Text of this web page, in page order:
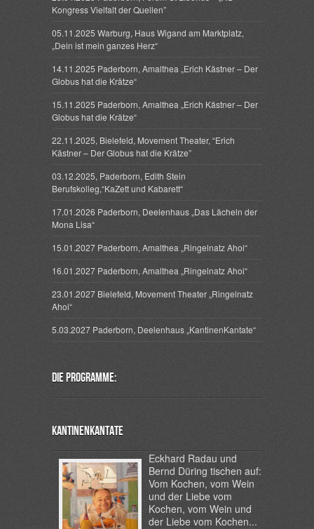
Kongress Vielfalt der Quellen”
05.11.2025 Warburg, Haus Wigand am Marktplatz,
„Dein ist mein ganzes Herz“
14.11.2025 Paderborn, Amalthea „Erich Kästner – Der
Globus hat die Krätze“
15.11.2025 Paderborn, Amalthea „Erich Kästner – Der
Globus hat die Krätze“
22.11.2025, Bielefeld, Movement Theater, “Erich
Kästner – Der Globus hat die Krätze”
03.12.2025, Paderborn, Edith Stein
Berufskolleg,“KaZett und Kabarett“
17.01.2026 Paderborn, Deelenhaus „Das Lächeln der
Mona Lisa“
15.01.2027 Paderborn, Amalthea „Ringelnatz Ahoi“
16.01.2027 Paderborn, Amalthea „Ringelnatz Ahoi“
23.01.2027 Bielefeld, Movement Theater „Ringelnatz
Ahoi“
5.03.2027 Paderborn, Deelenhaus „KantinenKantate“
Die Programme:
Kantinenkantate
Eckhard Radau und
Bernd Düring tischen auf:
Vom Kochen, vom Wein
und der Liebe vom
Kochen, vom Wein und
der Liebe vom Kochen...